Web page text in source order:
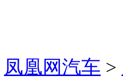
凤凰网汽车 >